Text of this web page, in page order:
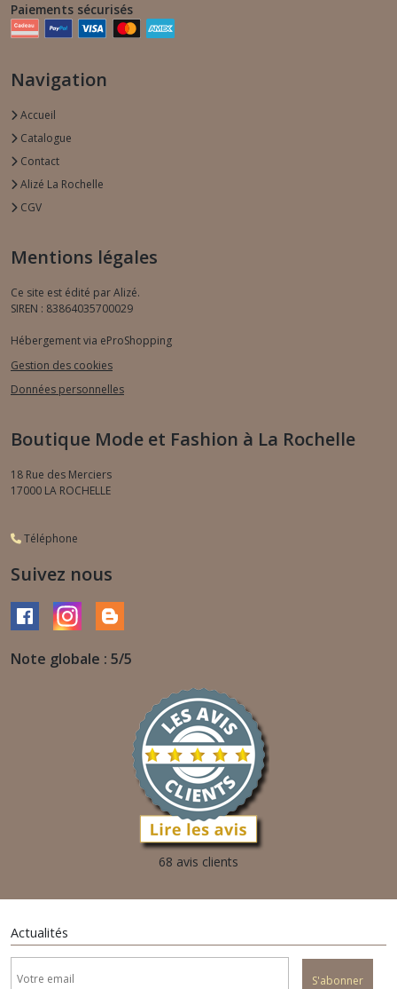
Paiements sécurisés
Navigation
Accueil
Catalogue
Contact
Alizé La Rochelle
CGV
Mentions légales
Ce site est édité par Alizé.
SIREN : 83864035700029
Hébergement via eProShopping
Gestion des cookies
Données personnelles
Boutique Mode et Fashion à La Rochelle
18 Rue des Merciers
17000 LA ROCHELLE
Téléphone
Suivez nous
Note globale : 5/5
68 avis clients
Actualités
S'abonner